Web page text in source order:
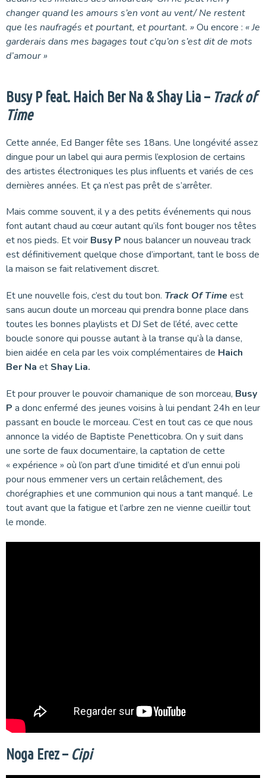
changer quand les amours s’en vont au vent/ Ne restent
que les naufragés et pourtant, et pourtant. »Ou encore : « Je
garderais dans mes bagages tout c’qu’on s’est dit de mots
d’amour »
Busy P feat. Haich Ber Na & Shay Lia – Track of
Time
Cette année, Ed Banger fête ses 18ans. Une longévité assez
dingue pour un label qui aura permis l’explosion de certains
des artistes électroniques les plus influents et variés de ces
dernières années. Et ça n’est pas prêt de s’arrêter.
Mais comme souvent, il y a des petits événements qui nous
font autant chaud au cœur autant qu’ils font bouger nos têtes
et nos pieds. Et voir Busy P nous balancer un nouveau track
est définitivement quelque chose d’important, tant le boss de
la maison se fait relativement discret.
Et une nouvelle fois, c’est du tout bon. Track Of Timeest
sans aucun doute un morceau qui prendra bonne place dans
toutes les bonnes playlists et DJ Set de l’été, avec cette
boucle sonore qui pousse autant à la transe qu’à la danse,
bien aidée en cela par les voix complémentaires de Haich
Ber Na et Shay Lia.
Et pour prouver le pouvoir chamanique de son morceau, Busy
P a donc enfermé des jeunes voisins à lui pendant 24h en leur
passant en boucle le morceau. C’est en tout cas ce que nous
annonce la vidéo de Baptiste Penetticobra. On y suit dans
une sorte de faux documentaire, la captation de cette
« expérience » où l’on part d’une timidité et d’un ennui poli
pour nous emmener vers un certain relâchement, des
chorégraphies et une communion qui nous a tant manqué. Le
tout avant que la fatigue et l’arbre zen ne vienne cueillir tout
le monde.
Noga Erez – Cipi